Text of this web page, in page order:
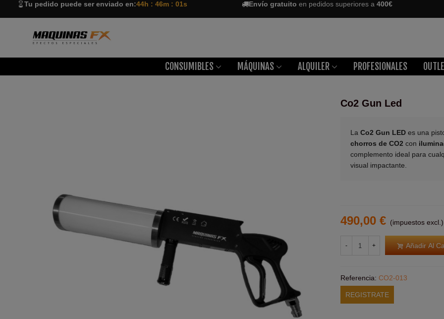
Tu pedido puede ser enviado en:44h : 46m : 01s Envío gratuito en pedidos superiores a 400€
CONSUMIBLES MÁQUINAS ALQUILER PROFESIONALES
Co2 Gun Led
La Co2 Gun LEDes una
chorros de CO2 con
complemento ideal para
visual impactante.
490,00 € (impuestos excl.)
- + Añadir Al
Referencia: CO2-013
REGISTRATE